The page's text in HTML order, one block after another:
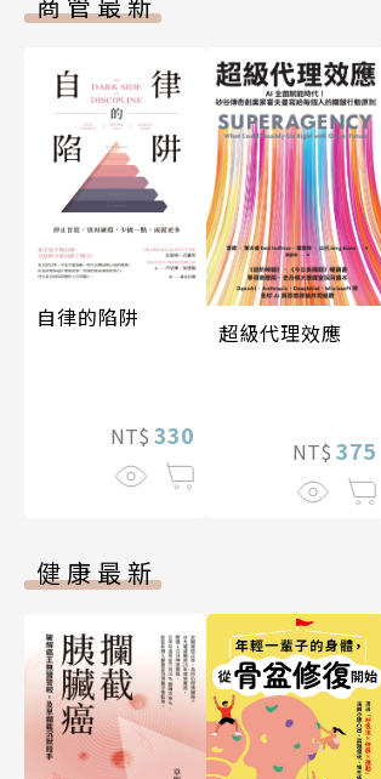
自律的陷阱
NT$ 330
超級代理效應
NT$ 375
健康最新